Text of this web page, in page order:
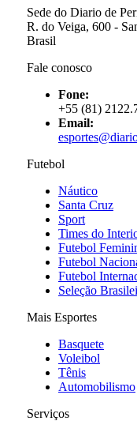
Sede do Diario de
R. do Veiga, 600 -
Brasil
Fale conosco
Fone:
+55 (81)
Email:
Futebol
Náutico
Santa Cruz
Sport
Times do
Futebol
Futebol
Futebol
Seleção
Mais Esportes
Basquete
Voleibol
Tênis
Automobilismo
Serviços